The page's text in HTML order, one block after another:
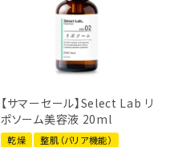
【サマーセール】Select Lab リ
ポソーム美容液 20ml
乾燥
整肌（バリア機能）